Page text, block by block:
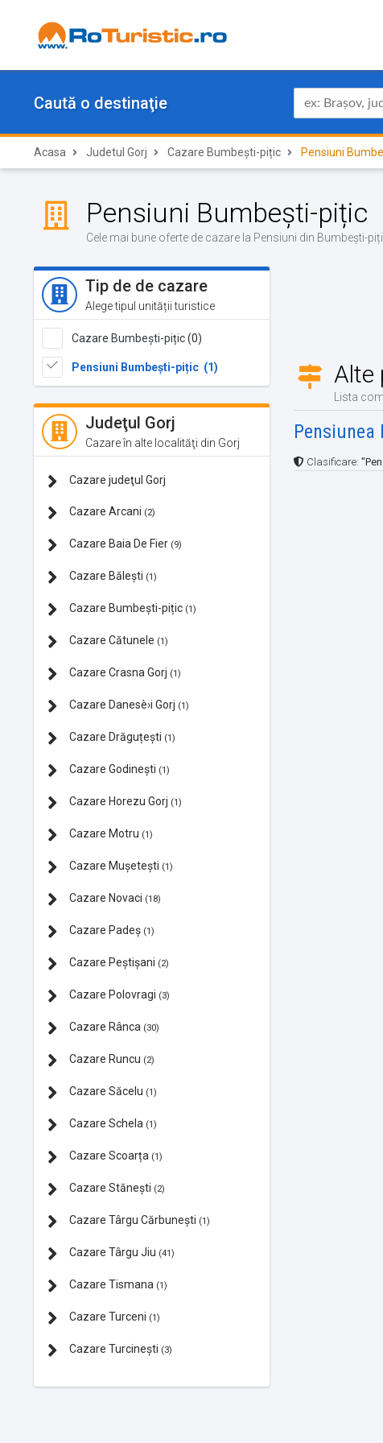
Caută o destinaţie
Acasa Judetul Gorj Cazare Bumbești-pițic Pensiuni
Pensiuni Bumbești-pițic
Cele mai bune oferte de cazare la Pensiuni din Bumbești-
Tip de de cazare
Alege tipul unității turistice
Cazare Bumbești-pițic(0)
Pensiuni Bumbești-pițic (1)
Judeţul Gorj
Cazare în alte localităţi din Gorj
Cazare judeţul Gorj
Cazare Arcani (2)
Cazare Baia De Fier (9)
Cazare Bălești (1)
Cazare Bumbești-pițic (1)
Cazare Cătunele (1)
Cazare Crasna Gorj (1)
Cazare Danesè›i Gorj (1)
Cazare Drăguțești (1)
Cazare Godinești (1)
Cazare Horezu Gorj (1)
Cazare Motru (1)
Cazare Mușetești (1)
Cazare Novaci (18)
Cazare Padeș (1)
Cazare Peștișani (2)
Cazare Polovragi (3)
Cazare Rânca (30)
Cazare Runcu (2)
Cazare Săcelu (1)
Cazare Schela (1)
Cazare Scoarța (1)
Cazare Stănești (2)
Cazare Târgu Cărbunești (1)
Cazare Târgu Jiu (41)
Cazare Tismana (1)
Cazare Turceni (1)
Cazare Turcinești (3)
Alte
Lista
Pensiunea
Clasificare: